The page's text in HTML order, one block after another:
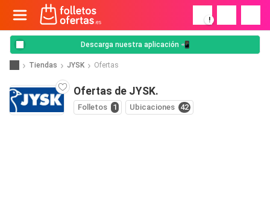
!
Descarga nuestra aplicación 📲
Tiendas JYSK Ofertas
Ofertas de JYSK.
Folletos 1 Ubicaciones 42